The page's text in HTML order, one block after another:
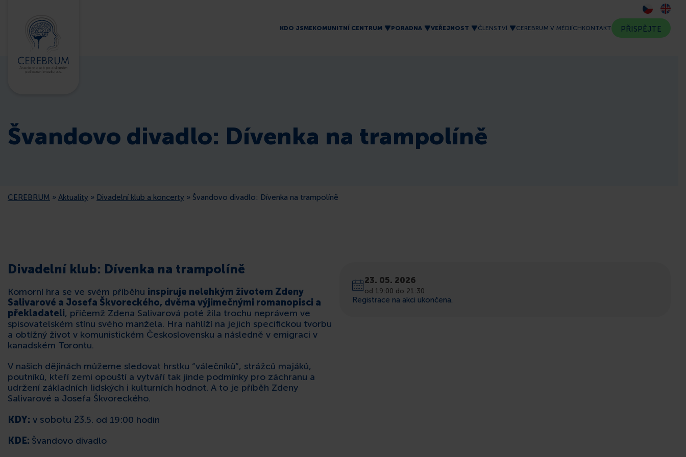
KDO JSMEKOMUNITNÍ CENTRUM PORADNA VEŘEJNOST ČLENSTVÍ CEREBRUM V MÉDIÍCHKONTAKT PŘISPĚJTE
Švandovo divadlo: Dívenka na trampolíně
CEREBRUM » Aktuality » Divadelní klub a koncerty » Švandovo divadlo: Dívenka na trampolíně
Divadelní klub: Dívenka na trampolíně
Komorní hra se ve svém příběhu inspiruje nelehkým životem Zdeny
Salivarové a Josefa Škvoreckého, dvěma výjimečnými romanopisci a
překladateli, přičemž Zdena Salivarová poté žila trochu neprávem ve
spisovatelském stínu svého manžela. Hra nahlíží na jejich specifickou tvorbu
a obtížný život v komunistickém Československu a následně v emigraci v
kanadském Torontu.
V našich dějinách můžeme sledovat hrstku “válečníků“, strážců majáků,
poutníků, kteří zemi opouští a vytváří tak jinde podmínky pro záchranu a
udržení základních lidských i kulturních hodnot. A to je příběh Zdeny
Salivarové a Josefa Škvoreckého.
KDY: v sobotu 23.5. od 19:00 hodin
KDE: Švandovo divadlo
23. 05. 2026
od 19:00 do 21:30
Registrace na akci ukončena.